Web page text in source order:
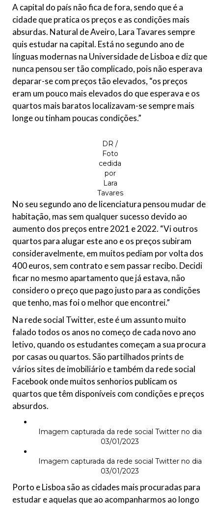
A capital do país não fica de fora, sendo que é a
cidade que pratica os preços e as condições mais
absurdas. Natural de Aveiro, Lara Tavares sempre
quis estudar na capital. Está no segundo ano de
línguas modernas na Universidade de Lisboa e diz que
nunca pensou ser tão complicado, pois não esperava
deparar-se com preços tão elevados, “os preços
eram um pouco mais elevados do que esperava e os
quartos mais baratos localizavam-se sempre mais
longe ou tinham poucas condições.”
DR /
Foto
cedida
por
Lara
Tavares
No seu segundo ano de licenciatura pensou mudar de
habitação, mas sem qualquer sucesso devido ao
aumento dos preços entre 2021 e 2022. “Vi outros
quartos para alugar este ano e os preços subiram
consideravelmente, em muitos pediam por volta dos
400 euros, sem contrato e sem passar recibo. Decidi
ficar no mesmo apartamento que já estava, não
considero o preço que pago justo para as condições
que tenho, mas foi o melhor que encontrei.”
Na rede social Twitter, este é um assunto muito
falado todos os anos no começo de cada novo ano
letivo, quando os estudantes começam a sua procura
por casas ou quartos. São partilhados prints de
vários sites de imobiliário e também da rede social
Facebook onde muitos senhorios publicam os
quartos que têm disponíveis com condições e preços
absurdos.
Imagem capturada da rede social Twitter no dia
03/01/2023
Imagem capturada da rede social Twitter no dia
03/01/2023
Porto e Lisboa são as cidades mais procuradas para
estudar e aquelas que ao acompanharmos ao longo